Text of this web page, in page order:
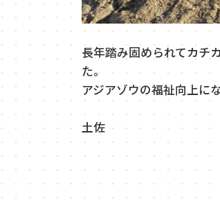
長年踏み固められてカチ
た。
アジアゾウの福祉向上に
土佐